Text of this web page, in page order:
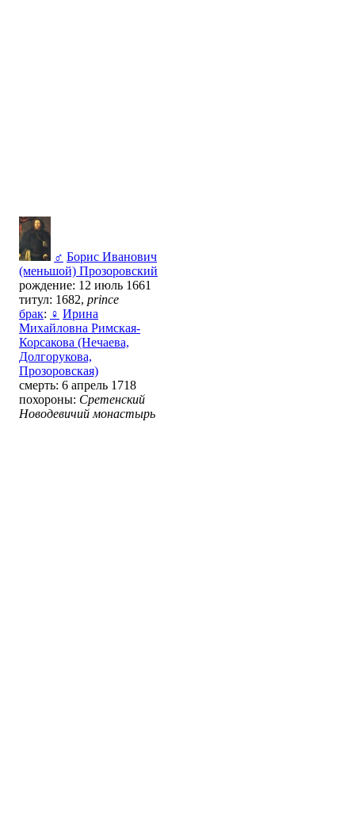
♂ Борис Иванович
(меньшой) Прозоровский
рождение: 12 июль 1661
титул: 1682, prince
брак: ♀ Ирина
Михайловна Римская-
Корсакова (Нечаева,
Долгорукова,
Прозоровская)
смерть: 6 апрель 1718
похороны: Сретенский
Новодевичий монастырь